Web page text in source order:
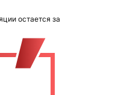
остается за